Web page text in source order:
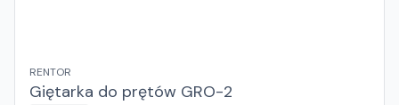
RENTOR
Giętarka do prętów GRO-2